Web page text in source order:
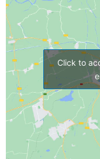
Click to